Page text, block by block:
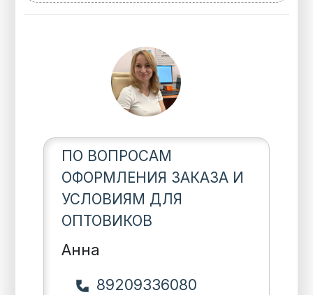
ПО ВОПРОСАМ
ОФОРМЛЕНИЯ ЗАКАЗА И
УСЛОВИЯМ ДЛЯ
ОПТОВИКОВ
Анна
89209336080